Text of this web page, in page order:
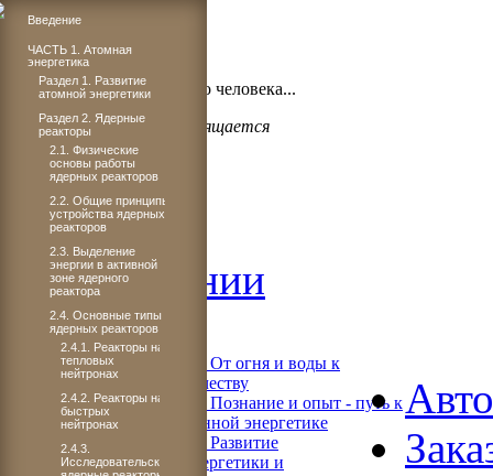
Бог проявил щедрость,
когда подарил миру такого человека...
Светлане Плачковой посвящается
Главная
Об издании
Читать
Книга 1. От огня и воды к
электричеству
Книга 2. Познание и опыт - путь к
современной энергетике
Книга 3. Развитие
теплоэнергетики и
Введение
ЧАСТЬ 1. Атомная
энергетика
Раздел 1. Развитие
атомной энергетики
Раздел 2. Ядерные
реакторы
2.1. Физические
основы работы
ядерных реакторов
2.2. Общие принципы
устройства ядерных
реакторов
2.3. Выделение
энергии в активной
зоне ядерного
реактора
2.4. Основные типы
ядерных реакторов
2.4.1. Реакторы на
тепловых
нейтронах
2.4.2. Реакторы на
быстрых
нейтронах
2.4.3.
Исследовательские